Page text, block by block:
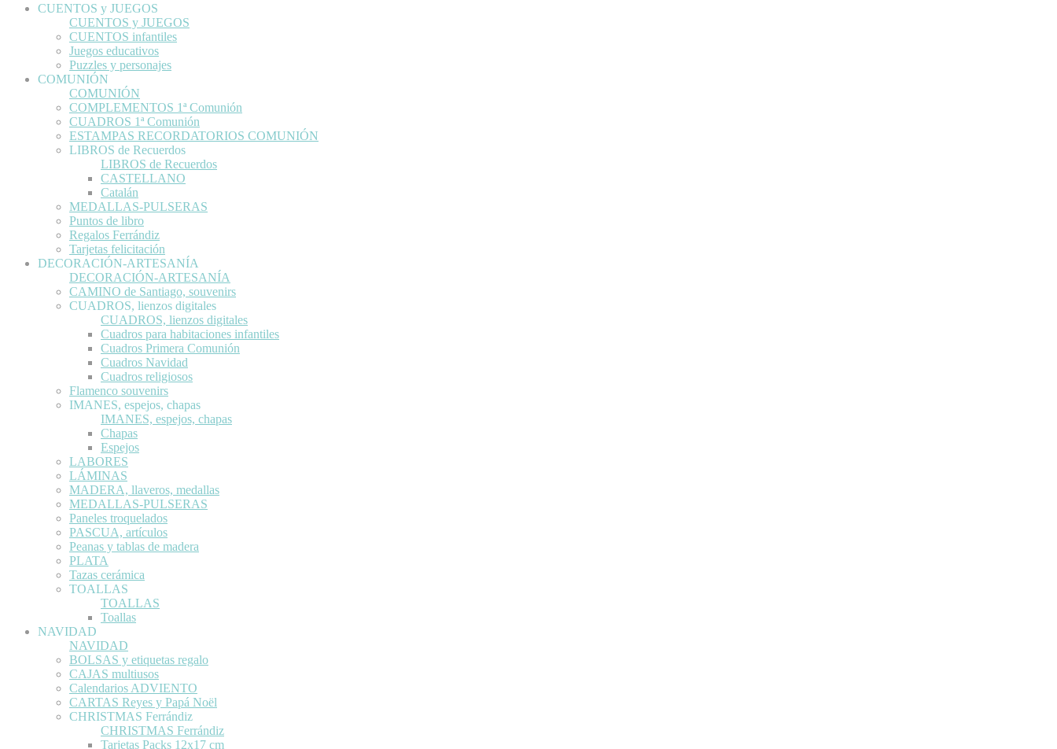
CUENTOS y JUEGOS
CUENTOS y JUEGOS
CUENTOS infantiles
Juegos educativos
Puzzles y personajes
COMUNIÓN
COMUNIÓN
COMPLEMENTOS 1ª Comunión
CUADROS 1ª Comunión
ESTAMPAS RECORDATORIOS COMUNIÓN
LIBROS de Recuerdos
LIBROS de Recuerdos
CASTELLANO
Catalán
MEDALLAS-PULSERAS
Puntos de libro
Regalos Ferrándiz
Tarjetas felicitación
DECORACIÓN-ARTESANÍA
DECORACIÓN-ARTESANÍA
CAMINO de Santiago, souvenirs
CUADROS, lienzos digitales
CUADROS, lienzos digitales
Cuadros para habitaciones infantiles
Cuadros Primera Comunión
Cuadros Navidad
Cuadros religiosos
Flamenco souvenirs
IMANES, espejos, chapas
IMANES, espejos, chapas
Chapas
Espejos
LABORES
LÁMINAS
MADERA, llaveros, medallas
MEDALLAS-PULSERAS
Paneles troquelados
PASCUA, artículos
Peanas y tablas de madera
PLATA
Tazas cerámica
TOALLAS
TOALLAS
Toallas
NAVIDAD
NAVIDAD
BOLSAS y etiquetas regalo
CAJAS multiusos
Calendarios ADVIENTO
CARTAS Reyes y Papá Noël
CHRISTMAS Ferrándiz
CHRISTMAS Ferrándiz
Tarjetas Packs 12x17 cm